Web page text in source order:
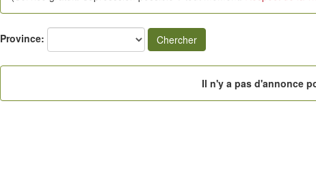
Province: Chercher
Il n'y a pas d'annonce